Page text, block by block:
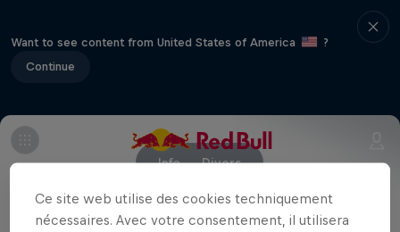
Want to see content from United States of America
?
Continue
Info Divers
Ce site web utilise des cookies techniquement
nécessaires. Avec votre consentement, il utilisera